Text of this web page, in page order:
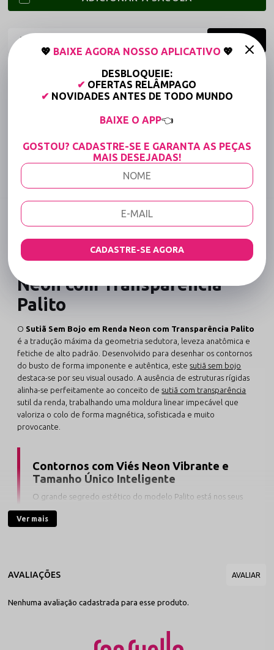
Frete grátis a partir de R$149,90 (Varejo)*
Até 6x Sem Juros (Varejo)
Tabela de medidas
Compartilhe:
DESCRIÇÃO COMPLETA
Sutiã Sem Bojo em Renda
Neon com Transparência
Palito
O Sutiã Sem Bojo em Renda Neon com Transparência Palito
é a tradução máxima da geometria sedutora, leveza anatômica e
fetiche de alto padrão. Desenvolvido para desenhar os contornos
do busto de forma imponente e autêntica, estesutiã sem bojo
destaca-se por seu visual ousado. A ausência de estruturas rígidas
alinha-se perfeitamente ao conceito desutiã com transparência
sutil da renda, trabalhando uma moldura linear impecável que
valoriza o colo de forma magnética, sofisticada e muito
provocante.
Contornos com Viés Neon Vibrante e
Tamanho Único Inteligente
O grande segredo estético do modelo Palito está nos seus
escolhida,
peça adapta-se de forma livre e estável a silhuetas que
vestem os manequins do
reguláveis.
A confecção nobre rica em renda elástica Touch Soft entrega um
Ver mais
Nenhuma avaliação cadastrada para esse produto.
💖 BAIXE AGORA NOSSO APLICATIVO 💖
DESBLOQUEIE:
✔ OFERTAS RELÂMPAGO
✔ NOVIDADES ANTES DE TODO MUNDO
BAIXE O APP👈
GOSTOU? CADASTRE-SE E GARANTA AS PEÇAS
MAIS DESEJADAS!
CADASTRE-SE AGORA